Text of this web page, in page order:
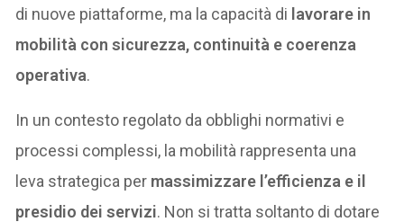
di nuove piattaforme, ma la capacità di lavorare in
mobilità con sicurezza, continuità e coerenza
operativa.
In un contesto regolato da obblighi normativi e
processi complessi, la mobilità rappresenta una
leva strategica per massimizzare l’efficienza e il
presidio dei servizi. Non si tratta soltanto di dotare